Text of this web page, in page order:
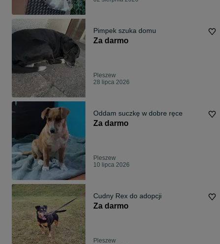
Pimpek szuka domu
Za darmo
Pleszew
28 lipca 2026
Oddam suczkę w dobre ręce
Za darmo
Pleszew
10 lipca 2026
Cudny Rex do adopcji
Za darmo
Pleszew